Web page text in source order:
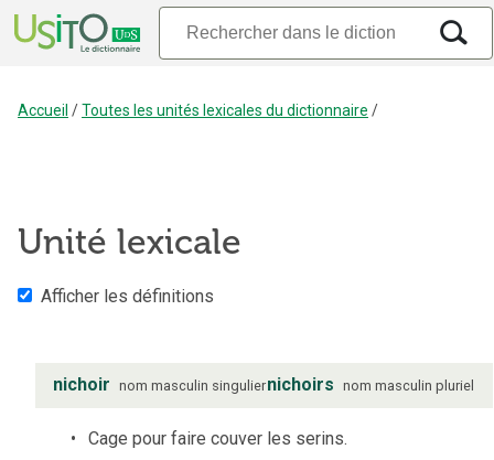
Accueil /Toutes les unités lexicales du dictionnaire /
Unité lexicale
Afficher les définitions
nichoir nom masculin singuliernichoirs nom masculin pluriel
Cage pour faire couver les serins.